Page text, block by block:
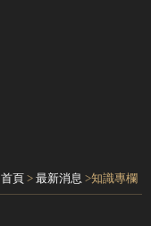
首頁 > 最新消息 >知識專欄